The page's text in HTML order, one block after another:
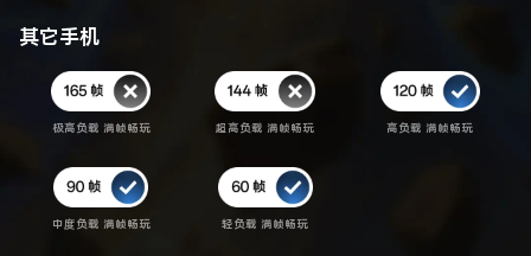
其它手机
极高负载 满帧畅玩 超高负载 满帧畅玩 高负载 满帧畅玩
中度负载 满帧畅玩 轻负载 满帧畅玩